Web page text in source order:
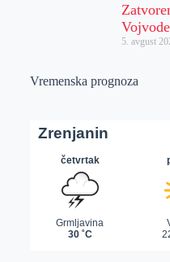
5. avgust
Vremenska prognoza